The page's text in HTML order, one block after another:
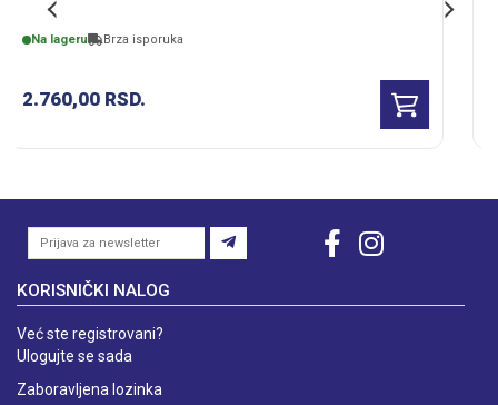
2.999,00
KORISNIČKI NALOG
Već ste registrovani?
Ulogujte se sada
Zaboravljena lozinka